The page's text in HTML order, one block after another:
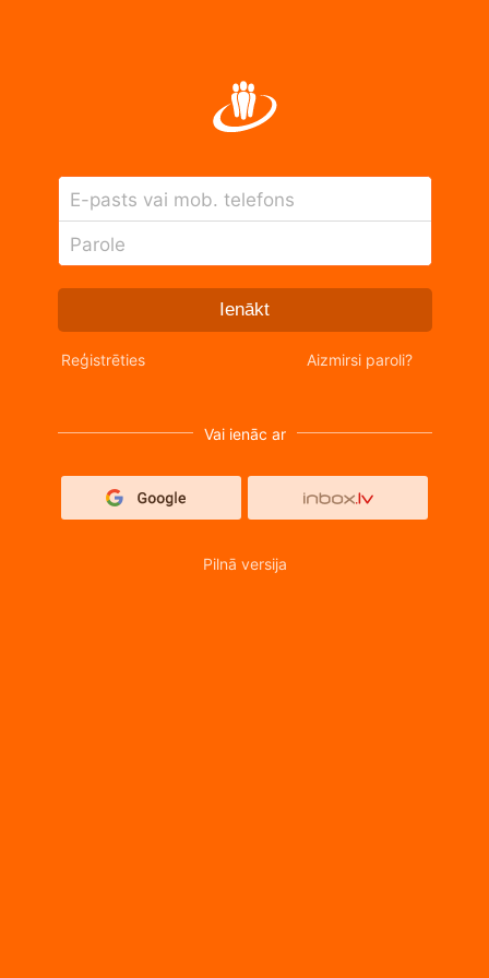
E-pasts vai mob. telefons
Parole
Ienākt
Reģistrēties Aizmirsi paroli?
Vai ienāc ar
Pilnā versija